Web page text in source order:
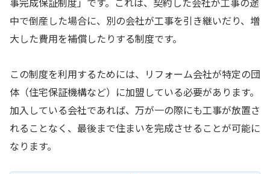
中で倒産した場合に、別の会社が工事を引き継いだり、増
大した費用を補償したりする制度です。
この制度を利用するためには、リフォーム会社が特定の団
体（住宅保証機構など）に加盟している必要があります。
加入している会社であれば、万が一の際にも工事が放置さ
れることなく、最後まで住まいを完成させることが可能に
なります。